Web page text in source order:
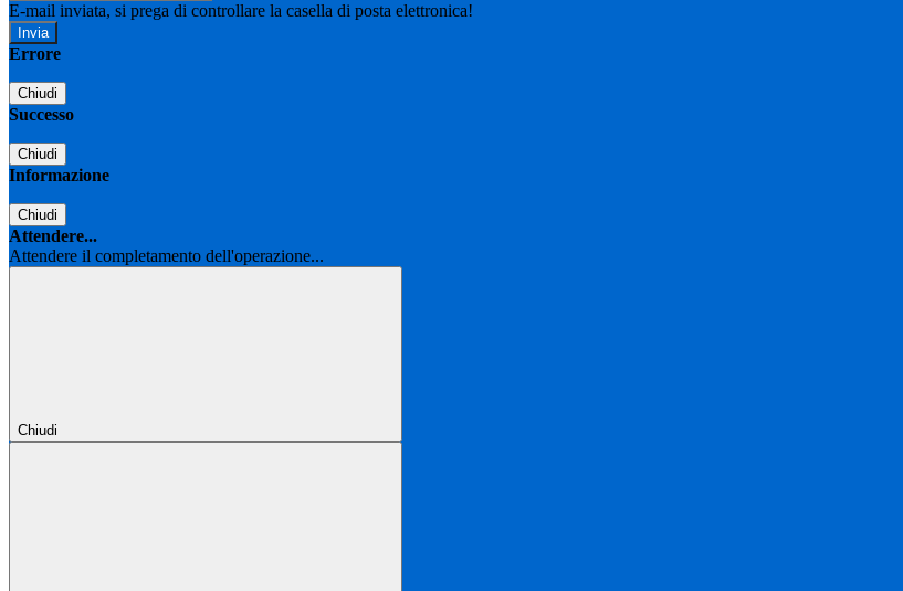
E-mail inviata, si prega di controllare la casella di posta elettronica!
Errore
Chiudi
Successo
Chiudi
Informazione
Chiudi
Attendere...
Attendere il completamento dell'operazione...
Chiudi